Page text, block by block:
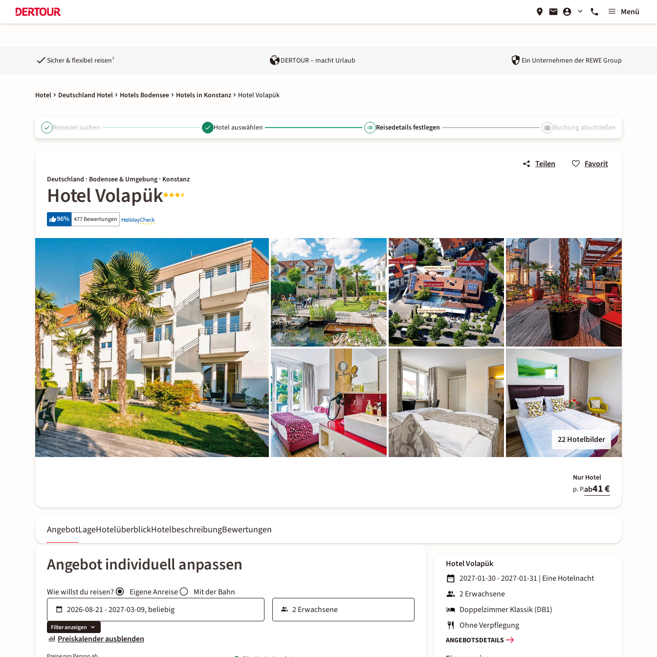
Menü
Sicher & flexibel reisen¹ DERTOUR – macht Urlaub Ein Unternehmen der REWE Group
Hotel Deutschland Hotel Hotels Bodensee Hotels in Konstanz Hotel Volapük
Reiseziel suchen Hotel auswählen Reisedetails festlegen Buchung abschließen
Teilen Favorit
Deutschland · Bodensee & Umgebung · Konstanz
Hotel Volapük
96% 477 Bewertungen
22 Hotelbilder
Nur Hotel
p. P.ab41 €
AngebotLageHotelüberblickHotelbeschreibungBewertungen
Angebot individuell anpassen
Wie willst du reisen? Eigene Anreise Mit der Bahn
Filter anzeigen
Preiskalender ausblenden
Hotel Volapük
2027-01-30 - 2027-01-31 | Eine Hotelnacht
2 Erwachsene
Doppelzimmer Klassik (DB1)
Ohne Verpflegung
ANGEBOTSDETAILS